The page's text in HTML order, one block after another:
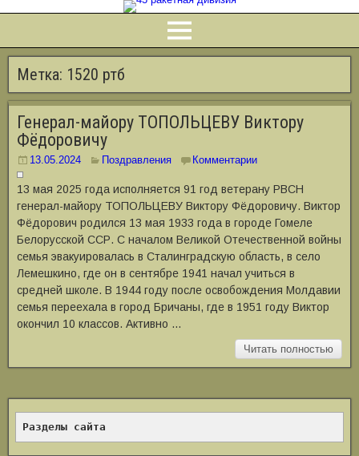
Метка: 1520 ртб
Генерал-майору ТОПОЛЬЦЕВУ Виктору
Фёдоровичу
13.05.2024 Поздравления Комментарии
13 мая 2025 года исполняется 91 год ветерану РВСН
генерал-майору ТОПОЛЬЦЕВУ Виктору Фёдоровичу. Виктор
Фёдорович родился 13 мая 1933 года в городе Гомеле
Белорусской ССР. С началом Великой Отечественной войны
семья эвакуировалась в Сталинградскую область, в село
Лемешкино, где он в сентябре 1941 начал учиться в
средней школе. В 1944 году после освобождения Молдавии
семья переехала в город Бричаны, где в 1951 году Виктор
окончил 10 классов. Активно …
Читать полностью
Разделы сайта